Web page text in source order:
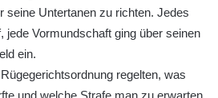
seine Untertanen zu richten. Jedes
jede Vormundschaft ging über seinen
ein.
regelten, was